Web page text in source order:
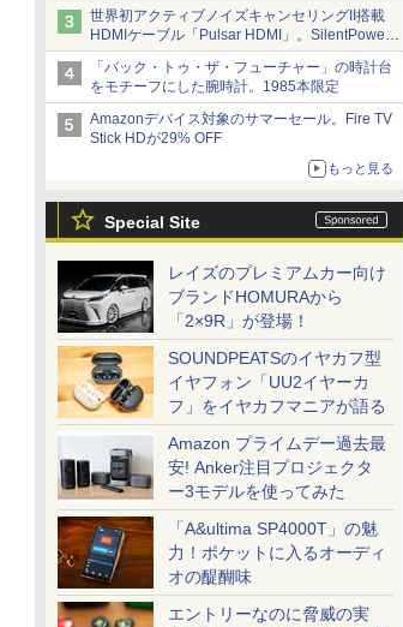
世界初アクティブノイズキャンセリングII搭載
HDMIケーブル「Pulsar HDMI」。SilentPower
から
「バック・トゥ・ザ・フューチャー」の時計台
をモチーフにした腕時計。1985本限定
Amazonデバイス対象のサマーセール。Fire TV
Stick HDが29% OFF
もっと見る
Special Site
レイズのプレミアムカー向け
ブランドHOMURAから
「2×9R」が登場！
SOUNDPEATSのイヤカフ型
イヤフォン「UU2イヤーカ
フ」をイヤカフマニアが語る
Amazon プライムデー過去最
安! Anker注目プロジェクタ
ー3モデルを使ってみた
「A&ultima SP4000T」の魅
力！ポケットに入るオーディ
オの醍醐味
エントリーなのに脅威の実